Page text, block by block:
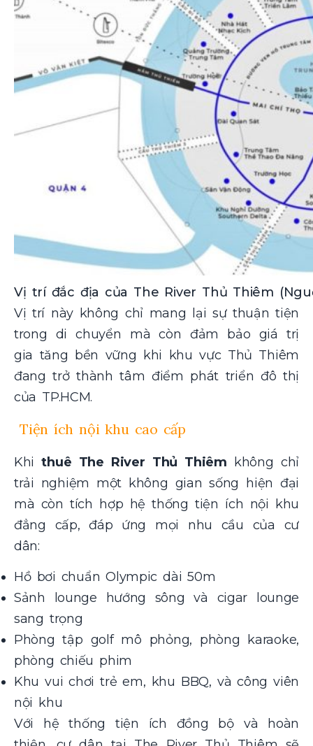
Vị trí đắc địa của The River Thủ Thiêm
Vị trí này không chỉ mang lại sự thuận tiện
trong di chuyển mà còn đảm bảo giá trị
gia tăng bền vững khi khu vực Thủ Thiêm
đang trở thành tâm điểm phát triển đô thị
của TP.HCM.
Tiện ích nội khu cao cấp
Khithuê The River Thủ Thiêm không chỉ
trải nghiệm một không gian sống hiện đại
mà còn tích hợp hệ thống tiện ích nội khu
đẳng cấp, đáp ứng mọi nhu cầu của cư
dân:
Hồ bơi chuẩn Olympic dài 50m
Sảnh lounge hướng sông và cigar lounge
sang trọng
Phòng tập golf mô phỏng, phòng karaoke,
phòng chiếu phim
Khu vui chơi trẻ em, khu BBQ, và công viên
nội khu
Với hệ thống tiện ích đồng bộ và hoàn